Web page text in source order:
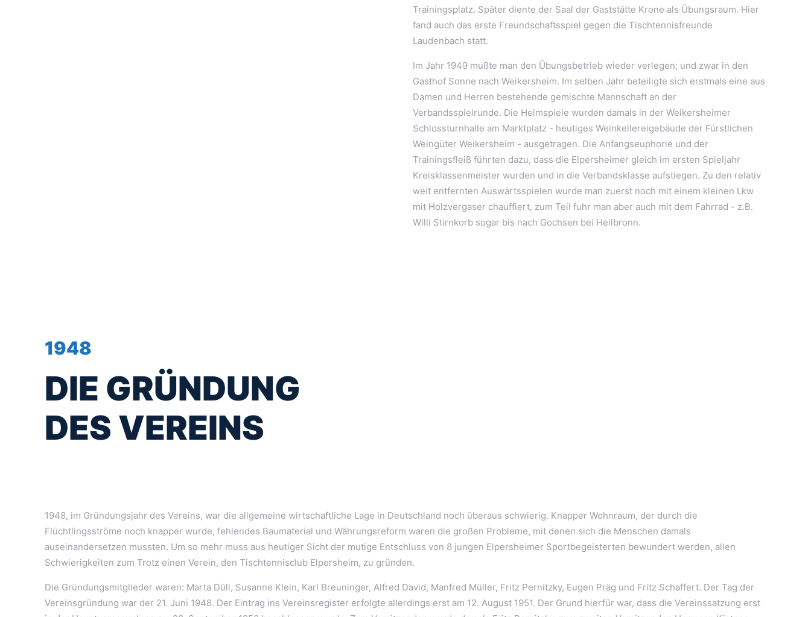
Trainingsplatz. Später diente der Saal der Gaststätte Krone als Übungsraum. Hier
fand auch das erste Freundschaftsspiel gegen die Tischtennisfreunde
Laudenbach statt.
Im Jahr 1949 mußte man den Übungsbetrieb wieder verlegen; und zwar in den
Gasthof Sonne nach Weikersheim. Im selben Jahr beteiligte sich erstmals eine aus
Damen und Herren bestehende gemischte Mannschaft an der
Verbandsspielrunde. Die Heimspiele wurden damals in der Weikersheimer
Schlossturnhalle am Marktplatz - heutiges Weinkellereigebäude der Fürstlichen
Weingüter Weikersheim - ausgetragen. Die Anfangseuphorie und der
Trainingsfleiß führten dazu, dass die Elpersheimer gleich im ersten Spieljahr
Kreisklassenmeister wurden und in die Verbandsklasse aufstiegen. Zu den relativ
weit entfernten Auswärtsspielen wurde man zuerst noch mit einem kleinen Lkw
mit Holzvergaser chauffiert, zum Teil fuhr man aber auch mit dem Fahrrad - z.B.
Willi Stirnkorb sogar bis nach Gochsen bei Heilbronn.
1948
DIE GRÜNDUNG
DES VEREINS
1948, im Gründungsjahr des Vereins, war die allgemeine wirtschaftliche Lage in Deutschland noch überaus schwierig. Knapper Wohnraum, der durch die
Flüchtlingsströme noch knapper wurde, fehlendes Baumaterial und Währungsreform waren die großen Probleme, mit denen sich die Menschen damals
auseinandersetzen mussten. Um so mehr muss aus heutiger Sicht der mutige Entschluss von 8 jungen Elpersheimer Sportbegeisterten bewundert werden, allen
Schwierigkeiten zum Trotz einen Verein, den Tischtennisclub Elpersheim, zu gründen.
Die Gründungsmitglieder waren: Marta Düll, Susanne Klein, Karl Breuninger, Alfred David, Manfred Müller, Fritz Pernitzky, Eugen Präg und Fritz Schaffert. Der Tag der
Vereinsgründung war der 21. Juni 1948. Der Eintrag ins Vereinsregister erfolgte allerdings erst am 12. August 1951. Der Grund hierfür war, dass die Vereinssatzung erst